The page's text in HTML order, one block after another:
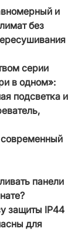
и
без
серии
в одном»:
подсветка и
современный
панели
защиты IP44
для